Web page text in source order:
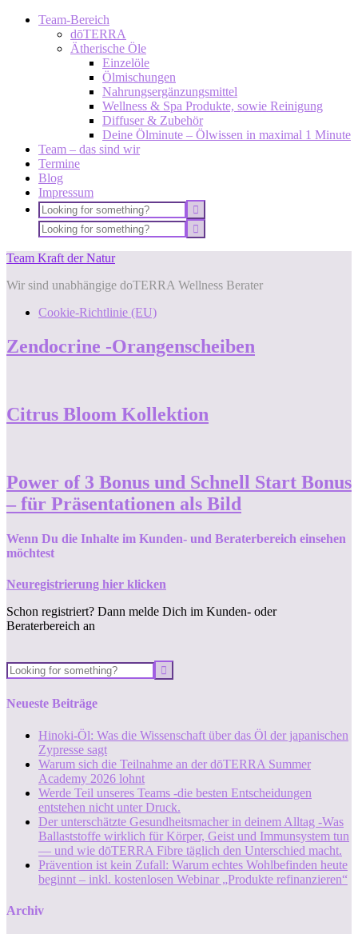
Team-Bereich
dōTERRA
Ätherische Öle
Einzelöle
Ölmischungen
Nahrungsergänzungsmittel
Wellness & Spa Produkte, sowie Reinigung
Diffuser & Zubehör
Deine Ölminute – Ölwissen in maximal 1 Minute
Team – das sind wir
Termine
Blog
Impressum
Team Kraft der Natur
Wir sind unabhängige doTERRA Wellness Berater
Cookie-Richtlinie (EU)
Zendocrine -Orangenscheiben
Citrus Bloom Kollektion
Power of 3 Bonus und Schnell Start Bonus
– für Präsentationen als Bild
Wenn Du die Inhalte im Kunden- und Beraterbereich einsehen
möchtest
Neuregistrierung hier klicken
Schon registriert? Dann melde Dich im Kunden- oder
Beraterbereich an
Neueste Beiträge
Hinoki-Öl: Was die Wissenschaft über das Öl der japanischen
Zypresse sagt
Warum sich die Teilnahme an der dōTERRA Summer
Academy 2026 lohnt
Werde Teil unseres Teams -die besten Entscheidungen
entstehen nicht unter Druck.
Der unterschätzte Gesundheitsmacher in deinem Alltag -Was
Ballaststoffe wirklich für Körper, Geist und Immunsystem tun
— und wie dōTERRA Fibre täglich den Unterschied macht.
Prävention ist kein Zufall: Warum echtes Wohlbefinden heute
beginnt – inkl. kostenlosen Webinar „Produkte refinanzieren“
Archiv